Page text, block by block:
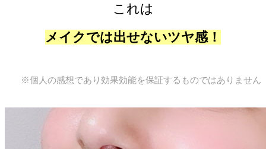
これは
メイクでは出せないツヤ感！
※個人の感想であり効果効能を保証するものではありません